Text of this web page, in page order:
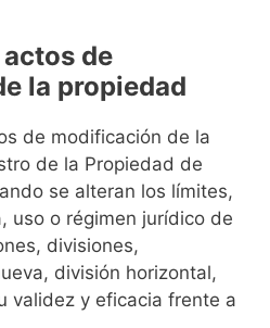
de
la propiedad
de modificación de la
de la Propiedad de
se alteran los límites,
uso o régimen jurídico de
divisiones,
división horizontal,
validez y eficacia frente a